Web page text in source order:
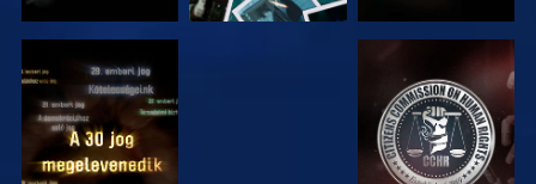
MŰSORNÉZÉS MŰSORNÉZÉS